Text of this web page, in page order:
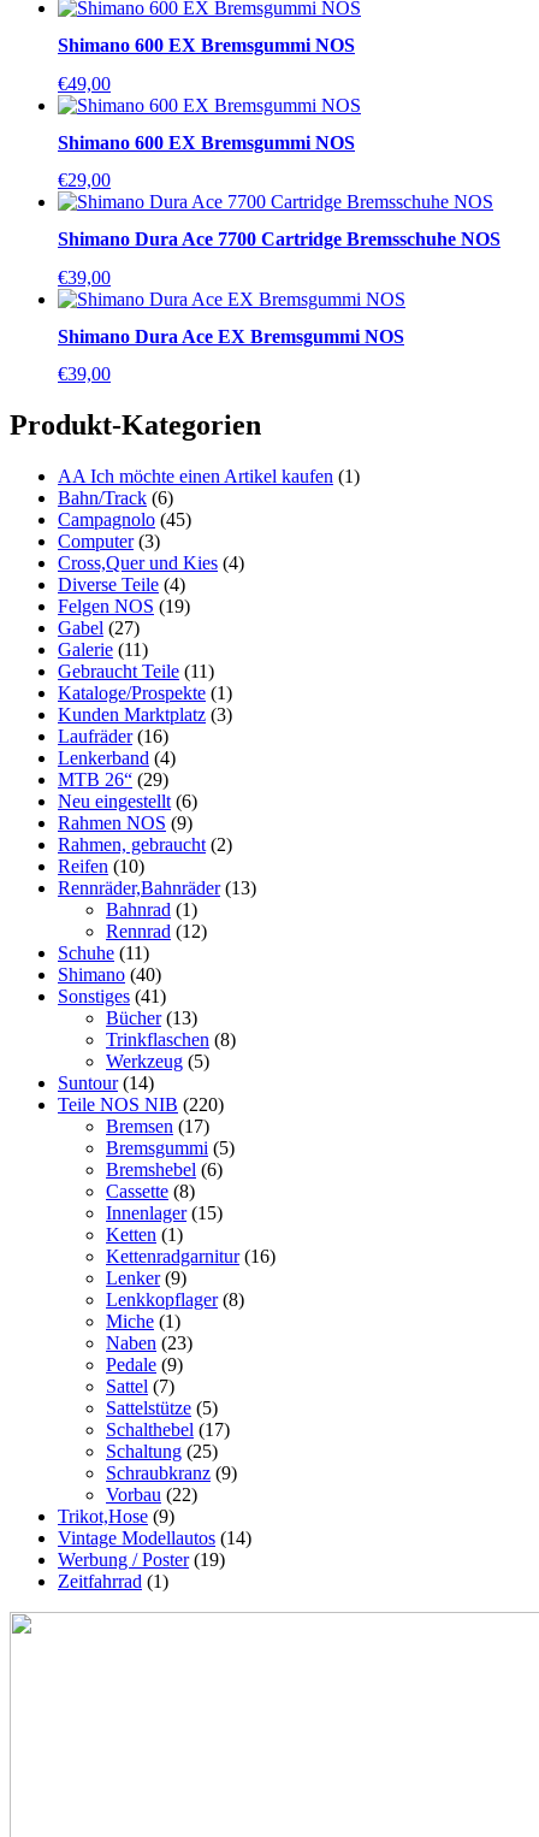
Shimano 600 EX Bremsgummi NOS
€49,00
Shimano 600 EX Bremsgummi NOS
€29,00
Shimano Dura Ace 7700 Cartridge Bremsschuhe NOS
€39,00
Shimano Dura Ace EX Bremsgummi NOS
€39,00
Produkt-Kategorien
AA Ich möchte einen Artikel kaufen (1)
Bahn/Track (6)
Campagnolo (45)
Computer (3)
Cross,Quer und Kies (4)
Diverse Teile (4)
Felgen NOS (19)
Gabel (27)
Galerie (11)
Gebraucht Teile (11)
Kataloge/Prospekte (1)
Kunden Marktplatz (3)
Laufräder (16)
Lenkerband (4)
MTB 26“ (29)
Neu eingestellt (6)
Rahmen NOS (9)
Rahmen, gebraucht (2)
Reifen (10)
Rennräder,Bahnräder (13)
Bahnrad (1)
Rennrad (12)
Schuhe (11)
Shimano (40)
Sonstiges (41)
Bücher (13)
Trinkflaschen (8)
Werkzeug (5)
Suntour (14)
Teile NOS NIB (220)
Bremsen (17)
Bremsgummi (5)
Bremshebel (6)
Cassette (8)
Innenlager (15)
Ketten (1)
Kettenradgarnitur (16)
Lenker (9)
Lenkkopflager (8)
Miche (1)
Naben (23)
Pedale (9)
Sattel (7)
Sattelstütze (5)
Schalthebel (17)
Schaltung (25)
Schraubkranz (9)
Vorbau (22)
Trikot,Hose (9)
Vintage Modellautos (14)
Werbung / Poster (19)
Zeitfahrrad (1)